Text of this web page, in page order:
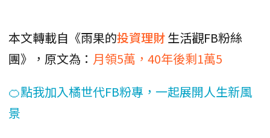
本文轉載自《雨果的投資理財生活觀FB粉絲
團》，原文為： 月領5萬，40年後剩1萬5
🍊點我加入橘世代FB粉專，一起展開人生新風
景